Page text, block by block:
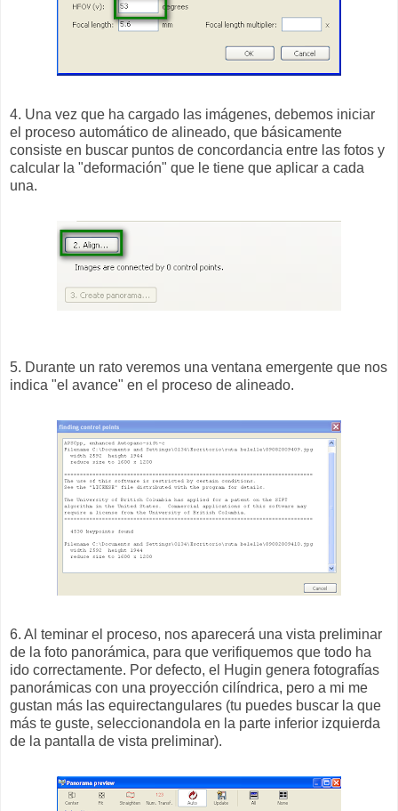
4. Una vez que ha cargado las imágenes, debemos iniciar
el proceso automático de alineado, que básicamente
consiste en buscar puntos de concordancia entre las fotos y
calcular la "deformación" que le tiene que aplicar a cada
una.
5. Durante un rato veremos una ventana emergente que nos
indica "el avance" en el proceso de alineado.
6. Al teminar el proceso, nos aparecerá una vista preliminar
de la foto panorámica, para que verifiquemos que todo ha
ido correctamente. Por defecto, el Hugin genera fotografías
panorámicas con una proyección cilíndrica, pero a mi me
gustan más las equirectangulares (tu puedes buscar la que
más te guste, seleccionandola en la parte inferior izquierda
de la pantalla de vista preliminar).